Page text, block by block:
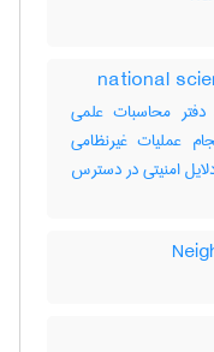
محاسبات علمی
عملیات غیرنظامی
امنیتی در دسترس